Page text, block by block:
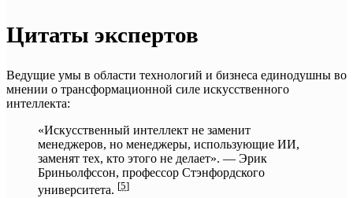
Цитаты экспертов
Ведущие умы в области технологий и бизнеса единодушны во
мнении о трансформационной силе искусственного
интеллекта:
«Искусственный интеллект не заменит
менеджеров, но менеджеры, использующие ИИ,
заменят тех, кто этого не делает». — Эрик
Бриньолфссон, профессор Стэнфордского
университета. [5]